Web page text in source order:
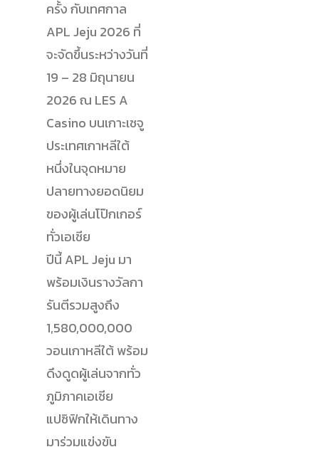
ครั้ง กับเทศกาล
APL Jeju 2026 ที่
จะจัดขึ้นระหว่างวันที่
19 – 28 มิถุนายน
2026 ณ LES A
Casino บนเกาะเชจู
ประเทศเกาหลีใต้
หนึ่งในจุดหมาย
ปลายทางยอดนิยม
ของผู้เล่นโป๊กเกอร์
ทั่วเอเชีย
ปีนี้ APL Jeju มา
พร้อมเงินรางวัลกา
รันตีรวมสูงถึง
1,580,000,000
วอนเกาหลีใต้ พร้อม
ดึงดูดผู้เล่นจากทั่ว
ภูมิภาคเอเชีย
แปซิฟิกให้เดินทาง
มาร่วมแข่งขัน